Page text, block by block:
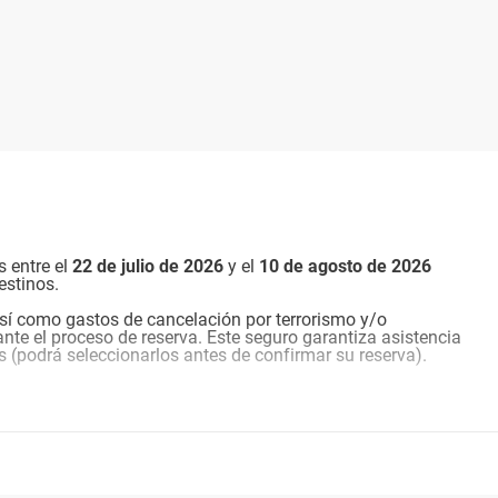
entre el 22 de julio de 2026 y el 10 de agosto de 2026
como gastos de cancelación por terrorismo y/o
el proceso de reserva. Este seguro garantiza asistencia
seleccionarlos antes de confirmar su reserva).